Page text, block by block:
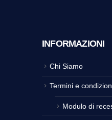
INFORMAZIONI
Chi Siamo
Termini e
Modulo di